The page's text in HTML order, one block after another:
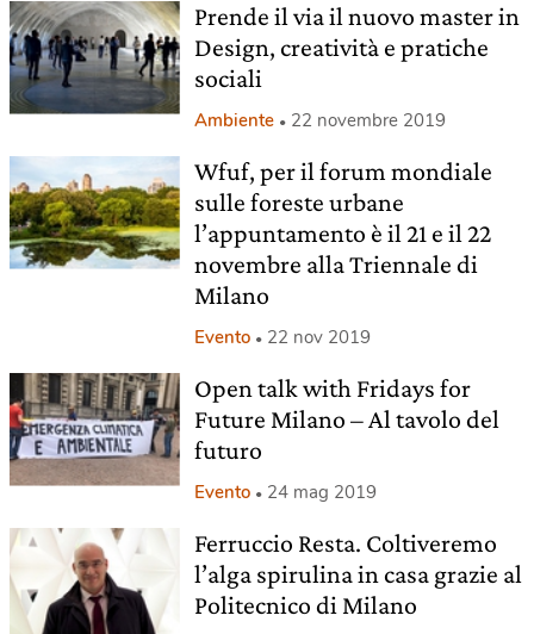
Prende il via il nuovo master in
Design, creatività e pratiche
sociali
Ambiente 22 novembre 2019
Wfuf, per il forum mondiale
sulle foreste urbane
l’appuntamento è il 21 e il 22
novembre alla Triennale di
Milano
Evento 22 nov 2019
Open talk with Fridays for
Future Milano – Al tavolo del
futuro
Evento 24 mag 2019
Ferruccio Resta. Coltiveremo
l’alga spirulina in casa grazie al
Politecnico di Milano